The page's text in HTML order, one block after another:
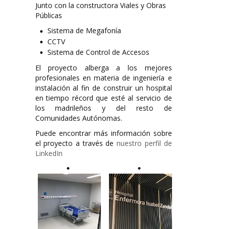
Junto con la constructora Viales y Obras
Públicas
Sistema de Megafonía
CCTV
Sistema de Control de Accesos
El proyecto alberga a los mejores
profesionales en materia de ingeniería e
instalación al fin de construir un hospital
en tiempo récord que esté al servicio de
los madrileños y del resto de
Comunidades Autónomas.
Puede encontrar más información sobre
el proyecto a través denuestro perfil de
LinkedIn